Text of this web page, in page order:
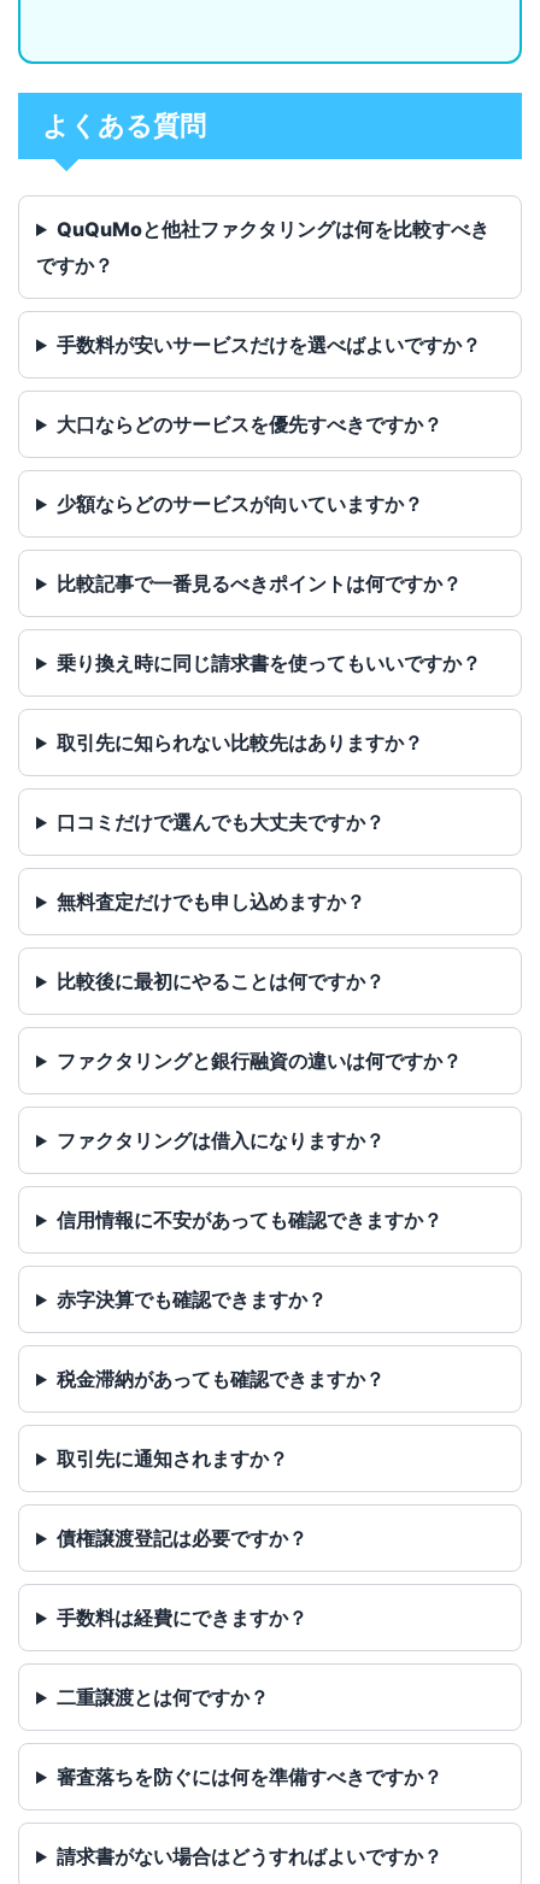
よくある質問
QuQuMoと他社ファクタリングは何を比較すべき
ですか？
手数料が安いサービスだけを選べばよいですか？
大口ならどのサービスを優先すべきですか？
少額ならどのサービスが向いていますか？
比較記事で一番見るべきポイントは何ですか？
乗り換え時に同じ請求書を使ってもいいですか？
取引先に知られない比較先はありますか？
口コミだけで選んでも大丈夫ですか？
無料査定だけでも申し込めますか？
比較後に最初にやることは何ですか？
ファクタリングと銀行融資の違いは何ですか？
ファクタリングは借入になりますか？
信用情報に不安があっても確認できますか？
赤字決算でも確認できますか？
税金滞納があっても確認できますか？
取引先に通知されますか？
債権譲渡登記は必要ですか？
手数料は経費にできますか？
二重譲渡とは何ですか？
審査落ちを防ぐには何を準備すべきですか？
請求書がない場合はどうすればよいですか？